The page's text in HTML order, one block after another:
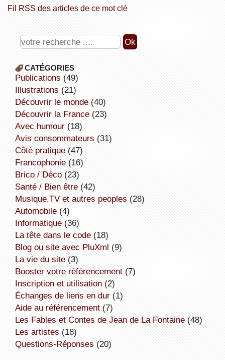
Fil RSS des articles de ce mot clé
CATÉGORIES
publications (49)
illustrations (21)
découvrir le monde(40)
découvrir la France(23)
avec humour(18)
avis consommateurs (31)
côté pratique(47)
Francophonie(16)
Brico / Déco(23)
Santé / Bien être(42)
Musique,TV et autres peoples (28)
Automobile(4)
informatique(36)
la tête dans le code(18)
Blog ou site avec PluXml (9)
la vie du site(3)
booster votre référencement(7)
inscription et utilisation(2)
échanges de liens en dur(1)
aide au référencement(7)
Les Fables et Contes de Jean de La Fontaine(48)
Les artistes (18)
Questions-Réponses (20)